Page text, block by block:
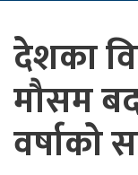
देशका
मौसम
वर्षाको